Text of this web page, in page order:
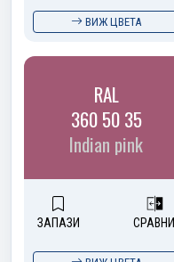
ВИЖ ЦВЕТА
RAL
360 50 35
Indian pink
ЗАПАЗИ СРАВНИ